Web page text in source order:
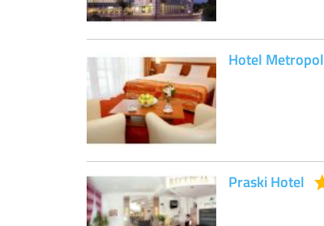
Hotel Metropol
Praski Hotel